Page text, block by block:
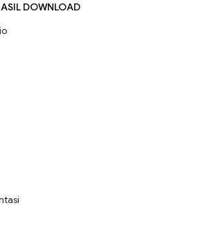
DOWNLOAD